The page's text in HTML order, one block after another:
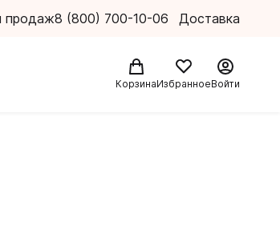
продаж8 (800) 700-10-06 Доставка
КорзинаИзбранноеВойти